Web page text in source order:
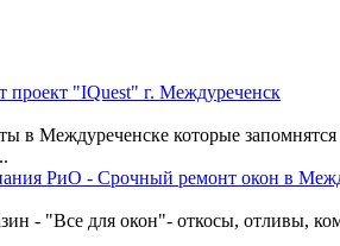
проект "IQuest" г. Междуреченск
в Междуреченске которые
РиО - Срочный ремонт окон в
- "Все для окон"- откосы, отливы,